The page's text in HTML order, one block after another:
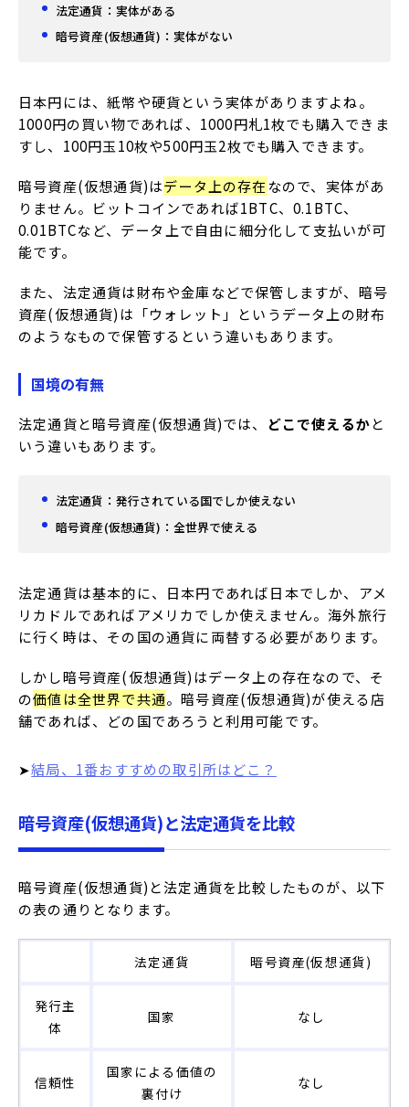
法定通貨：実体がある
暗号資産(仮想通貨)：実体がない
日本円には、紙幣や硬貨という実体がありますよね。
1000円の買い物であれば、1000円札1枚でも購入できま
すし、100円玉10枚や500円玉2枚でも購入できます。
暗号資産(仮想通貨)はデータ上の存在なので、実体があ
りません。ビットコインであれば1BTC、0.1BTC、
0.01BTCなど、データ上で自由に細分化して支払いが可
能です。
また、法定通貨は財布や金庫などで保管しますが、暗号
資産(仮想通貨)は「ウォレット」というデータ上の財布
のようなもので保管するという違いもあります。
国境の有無
法定通貨と暗号資産(仮想通貨)では、 どこで使えるかと
いう違いもあります。
法定通貨：発行されている国でしか使えない
暗号資産(仮想通貨)：全世界で使える
法定通貨は基本的に、日本円であれば日本でしか、アメ
リカドルであればアメリカでしか使えません。海外旅行
に行く時は、その国の通貨に両替する必要があります。
しかし暗号資産(仮想通貨)はデータ上の存在なので、そ
の価値は全世界で共通。暗号資産(仮想通貨)が使える店
舗であれば、どの国であろうと利用可能です。
➤結局、1番おすすめの取引所はどこ？
暗号資産(仮想通貨)と法定通貨を比較
暗号資産(仮想通貨)と法定通貨を比較したものが、以下
の表の通りとなります。
法定通貨 暗号資産(仮想通貨)
発行主
体
国家 なし
信頼性
国家による価値の
裏付け
なし